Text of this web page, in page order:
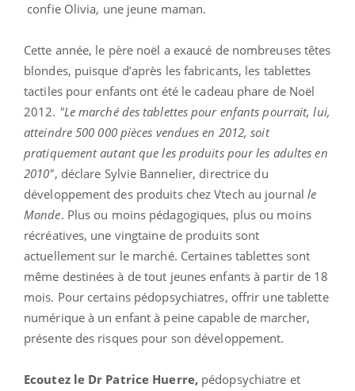
confie Olivia, une jeune maman.
Cette année, le père noël a exaucé de nombreuses têtes
blondes, puisque d’après les fabricants, les tablettes
tactiles pour enfants ont été le cadeau phare de Noël
2012. "Le marché des tablettes pour enfants pourrait, lui,
atteindre 500 000 pièces vendues en 2012, soit
pratiquement autant que les produits pour les adultes en
2010", déclare Sylvie Bannelier, directrice du
développement des produits chez Vtech au journal le
Monde. Plus ou moins pédagogiques, plus ou moins
récréatives, une vingtaine de produits sont
actuellement sur le marché. Certaines tablettes sont
même destinées à de tout jeunes enfants à partir de 18
mois. Pour certains pédopsychiatres, offrir une tablette
numérique à un enfant à peine capable de marcher,
présente des risques pour son développement.
Ecoutez le Dr Patrice Huerre,pédopsychiatre et